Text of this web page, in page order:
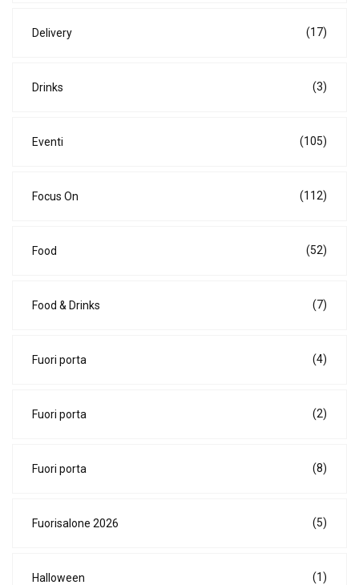
Delivery (17)
Drinks (3)
Eventi (105)
Focus On (112)
Food (52)
Food & Drinks (7)
Fuori porta (4)
Fuori porta (2)
Fuori porta (8)
Fuorisalone 2026 (5)
Halloween (1)